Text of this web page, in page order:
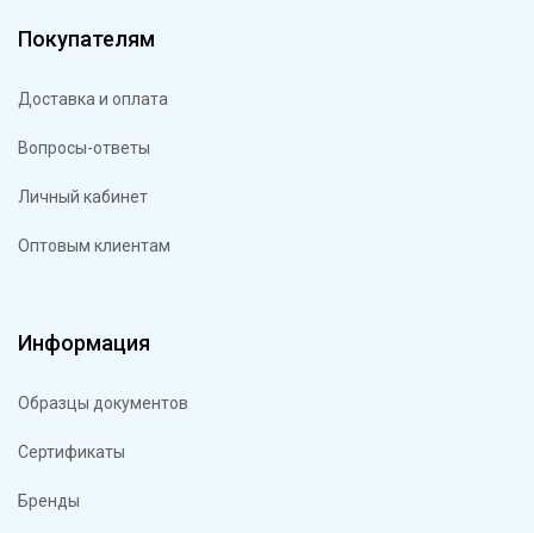
Покупателям
Доставка и оплата
Вопросы-ответы
Личный кабинет
Оптовым клиентам
Информация
Образцы документов
Сертификаты
Бренды